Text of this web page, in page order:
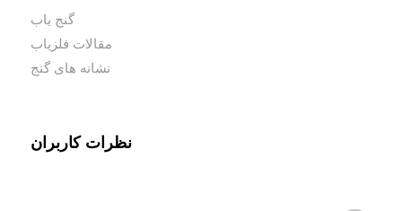
گنج یاب
مقالات فلزیاب
نشانه های گنج
نظرات کاربران